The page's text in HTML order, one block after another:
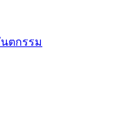
ตกรรม